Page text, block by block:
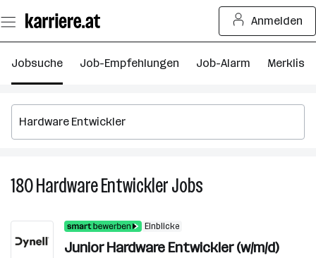
Seiteninhalt
springen
Anmelden
Jobsuche Job-Empfehlungen Job-Alarm Merkliste
180Hardware EntwicklerJobs
Einblicke
Junior Hardware Entwickler (w/m/d)